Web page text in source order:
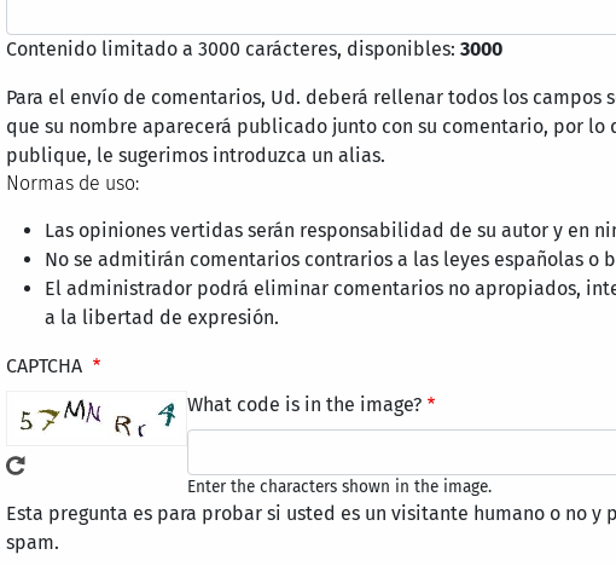
Contenido limitado a 3000 carácteres, disponibles: 3000
Para el envío de comentarios, Ud. deberá rellenar todos los campos
que su nombre aparecerá publicado junto con su comentario, por lo
publique, le sugerimos introduzca un alias.
Normas de uso:
Las opiniones vertidas serán responsabilidad de su autor y en
No se admitirán comentarios contrarios a las leyes españolas o
El administrador podrá eliminar comentarios no apropiados,
a la libertad de expresión.
CAPTCHA
What code is in the image?
Enter the characters shown in the image.
Esta pregunta es para probar si usted es un visitante humano o no
spam.